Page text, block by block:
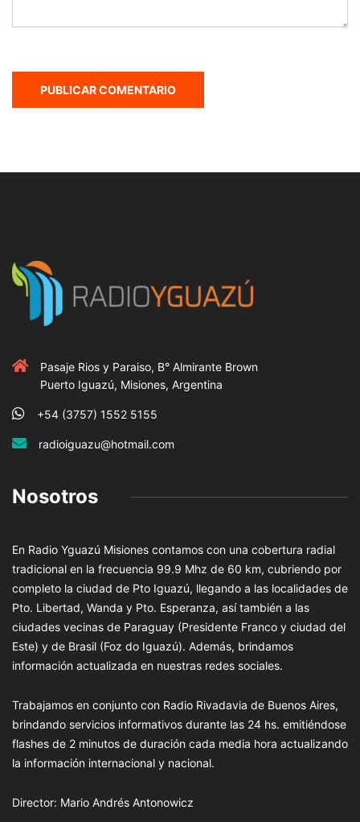
Pasaje Rios y Paraiso, B° Almirante Brown
Puerto Iguazú, Misiones, Argentina
+54 (3757) 1552 5155
radioiguazu@hotmail.com
Nosotros
En Radio Yguazú Misiones contamos con una cobertura radial
tradicional en la frecuencia 99.9 Mhz de 60 km, cubriendo por
completo la ciudad de Pto Iguazú, llegando a las localidades de
Pto. Libertad, Wanda y Pto. Esperanza, así también a las
ciudades vecinas de Paraguay (Presidente Franco y ciudad del
Este) y de Brasil (Foz do Iguazú). Además, brindamos
información actualizada en nuestras redes sociales.
Trabajamos en conjunto con Radio Rivadavia de Buenos Aires,
brindando servicios informativos durante las 24 hs. emitiéndose
flashes de 2 minutos de duración cada media hora actualizando
la información internacional y nacional.
Director: Mario Andrés Antonowicz